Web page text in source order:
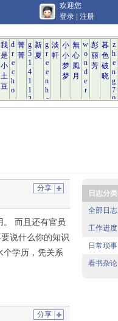
欢迎您
登录
注册
分享
。 而且还有官员
说什么你的知识
学历，凭关系
分享
日志分类
全部日志
工作进度
日常琐事
看书杂论